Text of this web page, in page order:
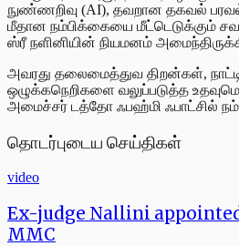
நுண்ணறிவு (AI), தவறான தகவல்
மீதான நம்பிக்கையை மீட்டெடுக்கும்
ஸ்ரீ நளினியின் நியமனம்
அவரது தலைமைத்துவ திறன்கள்,
ஒழுக்கநெறிகளை வலுப்படுத்த
அமைச்சர் டத்தோ ஃபஹ்மி ஃபாட்சில்
தொடர்புடைய செய்திகள்
video
Ex-judge Nallini
MMC